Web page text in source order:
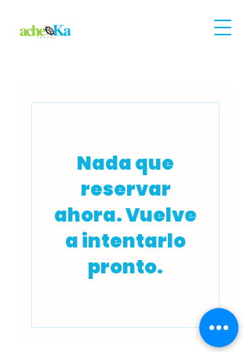
Nada que
reservar
ahora. Vuelve
a intentarlo
pronto.